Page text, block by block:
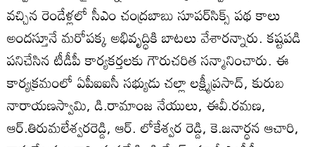
వచ్చిన రెండేళ్లలో సీఎం చంద్రబాబు సూపర్‌సిక్స్‌ పథ కాలు
అందస్తూనే మరోపక్క అభివృద్ధికి బాటలు వేశారన్నారు. కష్టపడి
పనిచేసిన టీడీపీ కార్యకర్తలకు గౌరుచరిత సన్మానించారు. ఈ
కార్యక్రమంలో ఏపీఐఐసీ సభ్యుడు చల్లా లక్ష్మీప్రసాద్‌, కురుబ
నారాయణస్వామి, డి.రామాంజ నేయులు, ఈవీ.రమణ,
ఆర్‌.తిరుమలేశ్వరరెడ్డి, ఆర్‌. లోకేశ్వర రెడ్డి, కె.జనార్ధన ఆచారి,